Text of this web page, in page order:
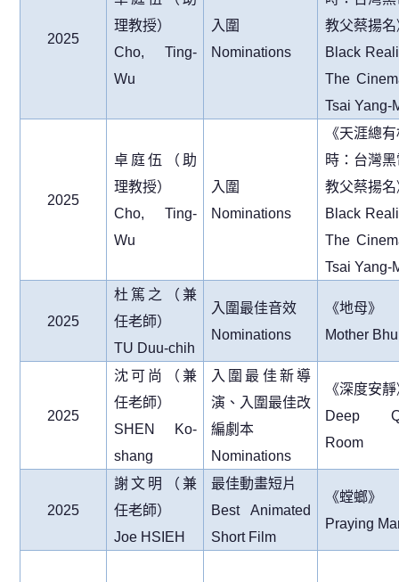
2025
理教授）
Cho, Ting-
Wu
入圍
Nominations
教父蔡揚名
Black
The
Tsai Yang-
2025
卓庭伍（助
理教授）
Cho, Ting-
Wu
入圍
Nominations
《天涯總
時：台灣
教父蔡揚名
Black
The
Tsai Yang-
2025
杜篤之（兼
任老師）
TU Duu-chih
入圍最佳音效
Nominations
《地母》
Mother
2025
沈可尚（兼
任老師）
SHEN Ko-
shang
入圍最佳新導
演、入圍最佳改
編劇本
Nominations
《深度安
Deep
Room
2025
謝文明（兼
任老師）
Joe HSIEH
最佳動畫短片
Best Animated
Short Film
《螳螂》
Praying